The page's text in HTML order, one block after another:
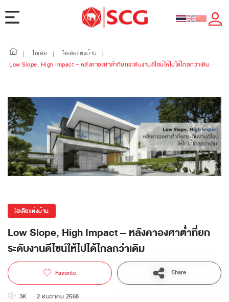
| ไอเดีย | ไอเดียแต่งบ้าน
|
Low Slope, High Impact – หลังคาองศาต่ำที่ยกระดับงานดีไซน์ให้ไปได้ไกลกว่าเดิม
ไอเดียแต่งบ้าน
Low Slope, High Impact – หลังคาองศาต่ำที่ยก
ระดับงานดีไซน์ให้ไปได้ไกลกว่าเดิม
Favorite Share
3K 2 ธันวาคม 2568